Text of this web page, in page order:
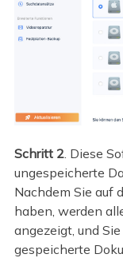
Schritt 2. Diese
ungespeicherte
Nachdem Sie auf
haben, werden
angezeigt, und
gespeicherte